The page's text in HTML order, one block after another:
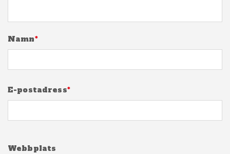
Namn*
E-postadress*
Webbplats